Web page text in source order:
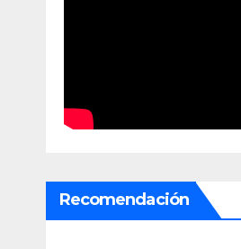
Recomendación